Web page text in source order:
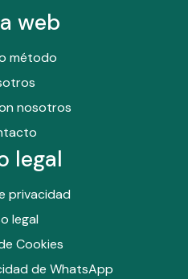
web
método
nosotros
legal
privacidad
legal
Cookies
de WhatsApp